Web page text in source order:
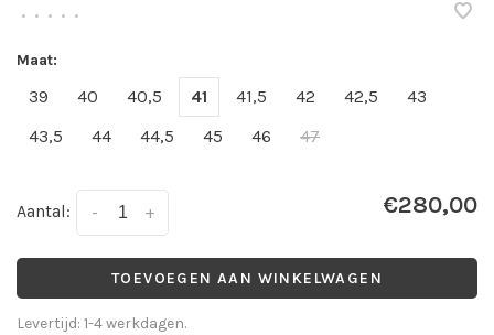
• • • • •
Maat:
39 40 40,5 41 41,5 42 42,5
43
43,5
44 44,5 45 46 47
Aantal: +
- €280,00
TOEVOEGEN AAN WINKELWAGEN
Levertijd: 1-4 werkdagen.